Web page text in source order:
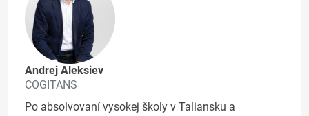
Andrej Aleksiev
COGITANS
Po absolvovaní vysokej školy v Taliansku a